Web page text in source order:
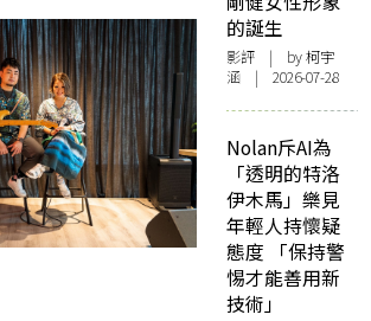
的誕生
影評 | by 柯宇
涵 | 2026-07-28
Nolan斥AI為
「透明的特洛
伊木馬」樂見
年輕人持懷疑
態度 「保持警
惕才能善用新
技術」